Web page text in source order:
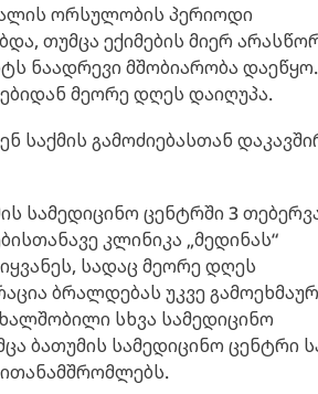
ორსულობის პერიოდი
თუმცა ექიმების მიერ
ნაადრევი მშობიარობა დაეწყო.
მეორე დღეს დაიღუპა.
საქმის გამოძიებასთან
სამედიცინო ცენტრში 3
კლინიკა „მედინას“
სადაც მეორე დღეს
ბრალდებას უკვე
სხვა სამედიცინო
ბათუმის სამედიცინო ცენტრი